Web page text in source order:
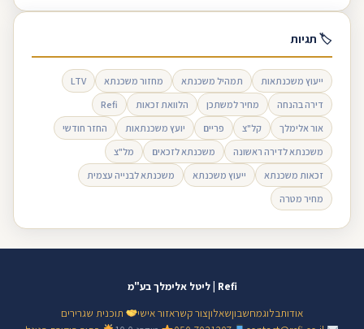
🏷 תגיות
ייעוץ משכנתאות תמהיל משכנתא מחזור משכנתא
LTV
דירה בהנחה
מחיר למשתכן הלוואת זכאות
Refi
אור אלימלך
קל"צ פריים יועץ משכנתאות
החזר חודשי
משכנתא לדירה ראשונה
משכנתא לזכאים
מל"צ
זכאות משכנתא
ייעוץ משכנתא
משכנתא לבנייה עצמית
מחיר מטרה
Refi | ליטל אלימלך בע"מ
אודותבלוגמחשבוןשאלוןצור קשראזור אישי
תוכנית שגרירים